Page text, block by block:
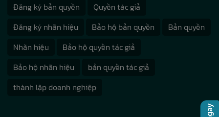
Đăng ký bản quyền
Quyền tác giả
Đăng ký nhãn hiệu
Bảo hộ bản quyền
Bản quyền
Nhãn hiệu
Bảo hộ quyền tác giả
Bảo hộ nhãn hiệu
bản quyền tác giả
thành lập doanh nghiệp